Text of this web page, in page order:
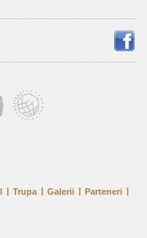
Trupa Galerii
Parteneri